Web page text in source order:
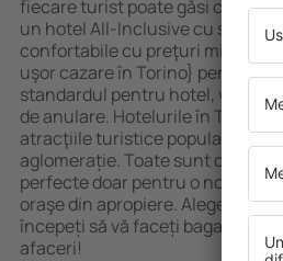
fiecare turist poate găsi cazare
un hotel All-Inclusive cu
confortabile cu preţuri mici? Cu
uşor cazare în Torino} pentru
standardul pentru hotel,
de anulare. Hotelurile în Torino
atracţiile turistice populare, cât
aglomerație. Toate sunt
perfecte doar pentru o noapte
oraşe din apropiere. Alegeți
începeți să vă faceți bagajele
afaceri!